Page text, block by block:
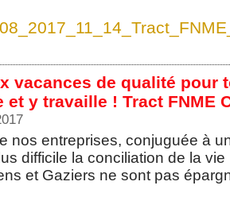
vacances de qualité pour
et y travaille ! Tract FNME
nos entreprises, conjuguée à
difficile la conciliation de la
et Gaziers ne sont pas